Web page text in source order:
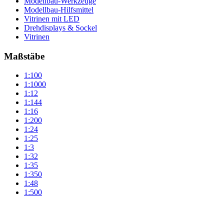
Modellbau-Hilfsmittel
Vitrinen mit LED
Drehdisplays & Sockel
Vitrinen
Maßstäbe
1:100
1:1000
1:12
1:144
1:16
1:200
1:24
1:25
1:3
1:32
1:35
1:350
1:48
1:500